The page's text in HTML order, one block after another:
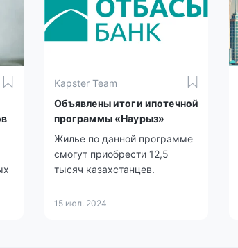
Kapster Team
Объявлены итоги ипотечной
программы «Наурыз»
Жилье по данной программе
смогут приобрести 12,5
тысяч казахстанцев.
15 июл. 2024